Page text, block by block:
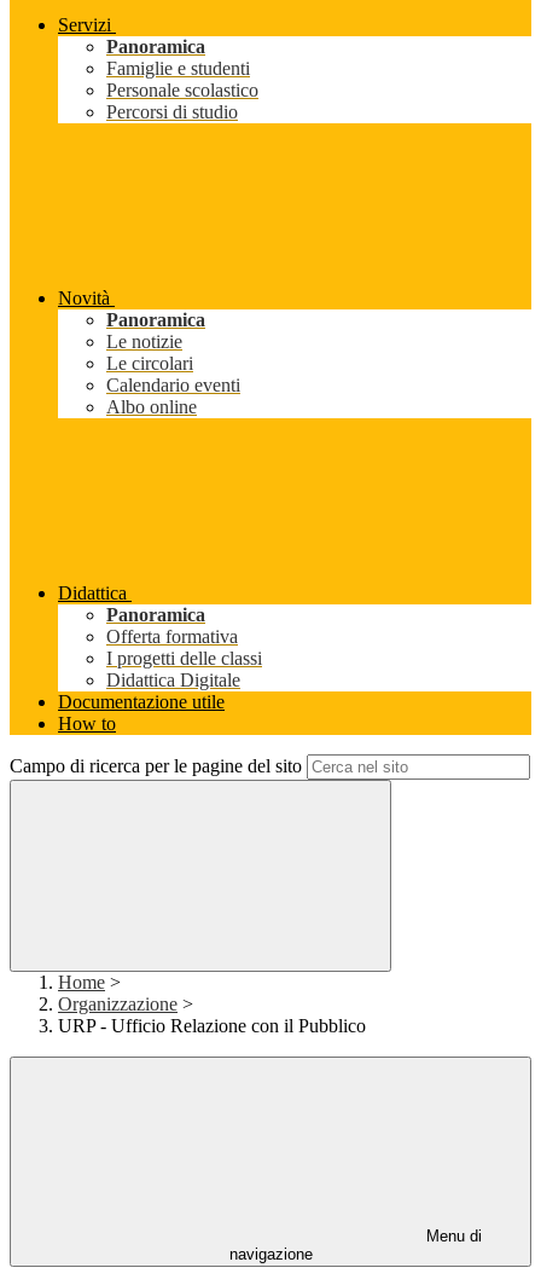
Servizi
Panoramica
Famiglie e studenti
Personale scolastico
Percorsi di studio
Novità
Panoramica
Le notizie
Le circolari
Calendario eventi
Albo online
Didattica
Panoramica
Offerta formativa
I progetti delle classi
Didattica Digitale
Documentazione utile
How to
Campo di ricerca per le pagine del sito
Home >
Organizzazione >
URP - Ufficio Relazione con il Pubblico
Menu di
navigazione